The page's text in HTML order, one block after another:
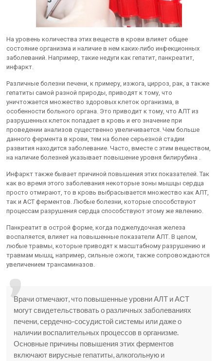
На уровень количества этих веществ в крови влияет общее
состояние организма и наличие в нем каких-либо инфекционных
заболеваний. Например, такие недуги как гепатит, панкреатит,
инфаркт.
Различные болезни печени, к примеру, изжога, цирроз, рак, а также
гепатиты самой разной природы, приводят к тому, что
уничтожается множество здоровых клеток организма, в
особенности больного органа. Это приводит к тому, что АЛТ из
разрушенных клеток попадает в кровь и его значение при
проведении анализов существенно увеличивается. Чем больше
данного фермента в крови, тем на более серьезной стадии
развития находится заболевание. Часто, вместе с этим веществом,
на наличие болезней указывает повышение уровня билирубина .
Инфаркт также бывает причиной повышения этих показателей. Так
как во время этого заболевания некоторые зоны мышцы сердца
просто отмирают, то в кровь выбрасывается множество как АЛТ,
так и АСТ ферментов. Любые болезни, которые способствуют
процессам разрушения сердца способствуют этому же явлению.
Панкреатит в острой форме, когда поджелудочная железа
воспаляется, влияет на повышенные показатели АЛТ. В целом,
любые травмы, которые приводят к масштабному разрушению и
травмам мышц, например, сильные ожоги, также сопровождаются
увеличением трансаминазов.
Врачи отмечают, что повышенные уровни АЛТ и АСТ
могут свидетельствовать о различных заболеваниях
печени, сердечно-сосудистой системы или даже о
наличии воспалительных процессов в организме.
Основные причины повышения этих ферментов
включают вирусные гепатиты, алкогольную и